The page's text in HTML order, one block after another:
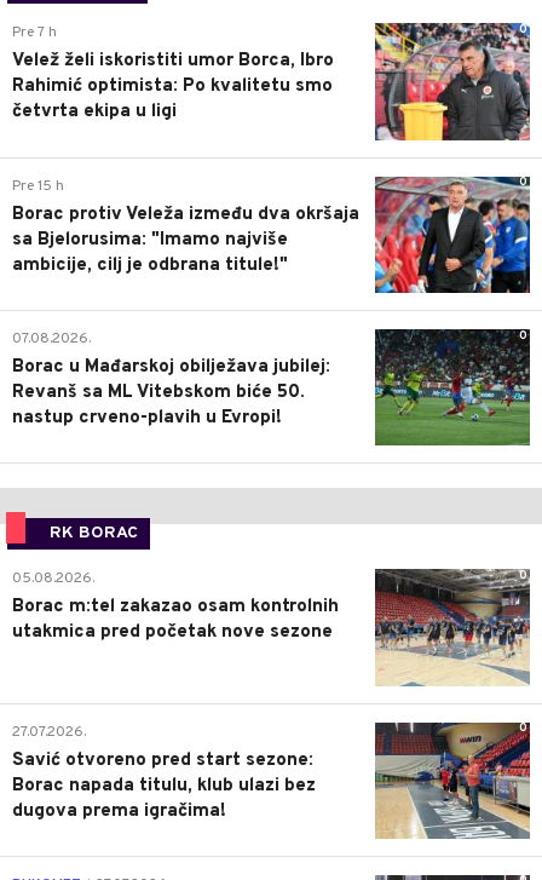
0
Pre 7 h
Velež želi iskoristiti umor Borca, Ibro
Rahimić optimista: Po kvalitetu smo
četvrta ekipa u ligi
0
Pre 15 h
Borac protiv Veleža između dva okršaja
sa Bjelorusima: "Imamo najviše
ambicije, cilj je odbrana titule!"
0
07.08.2026.
Borac u Mađarskoj obilježava jubilej:
Revanš sa ML Vitebskom biće 50.
nastup crveno-plavih u Evropi!
RK BORAC
0
05.08.2026.
Borac m:tel zakazao osam kontrolnih
utakmica pred početak nove sezone
0
27.07.2026.
Savić otvoreno pred start sezone:
Borac napada titulu, klub ulazi bez
dugova prema igračima!